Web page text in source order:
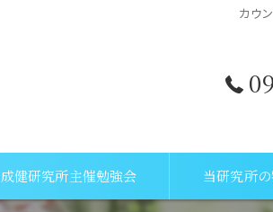
カウ
成健研究所主催勉強会 当研究所